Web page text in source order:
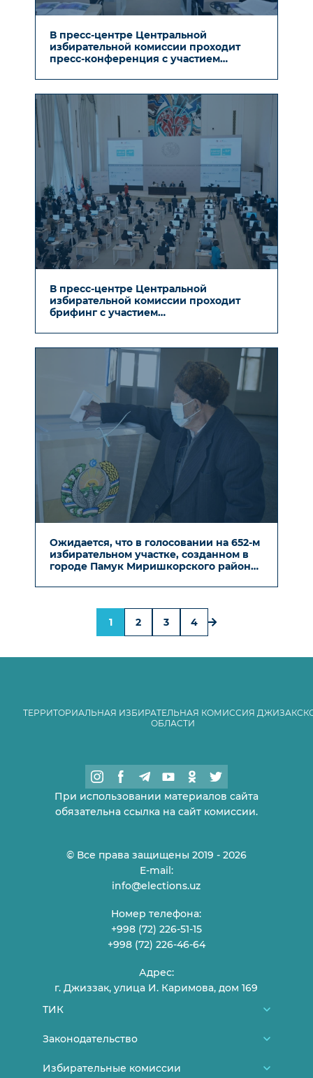
В пресс-центре Центральной
избирательной комиссии проходит
пресс-конференция с участием
Центральной избирательной комиссии
Бахрома Кочкарова.
В пресс-центре Центральной
избирательной комиссии проходит
брифинг с участием
Содружества Независимых Государств
(СНГ).
Ожидается, что в голосовании на 652-м
избирательном участке, созданном в
городе Памук Миришкорского района,
1 2 3 4
ТЕРРИТОРИАЛЬНАЯ ИЗБИРАТЕЛЬНАЯ КОМИССИЯ
ОБЛАСТИ
При использовании материалов сайта
обязательна ссылка на сайт комиссии.
© Все права защищены 2019 - 2026
E-mail:
info@elections.uz
Номер телефона:
+998 (72) 226-51-15
+998 (72) 226-46-64
Адрес:
г. Джиззак, улица И. Каримова, дом 169
ТИК
О нас
Законодательство
Конституция Узбекистана
Избирательные комиссии